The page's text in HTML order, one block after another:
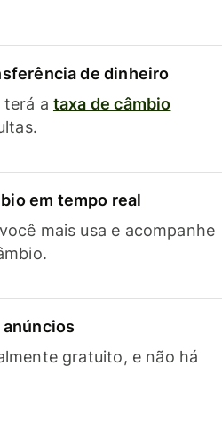
de dinheiro
terá a taxa de câmbio
em tempo real
mais usa e acompanhe
gratuito, e não há